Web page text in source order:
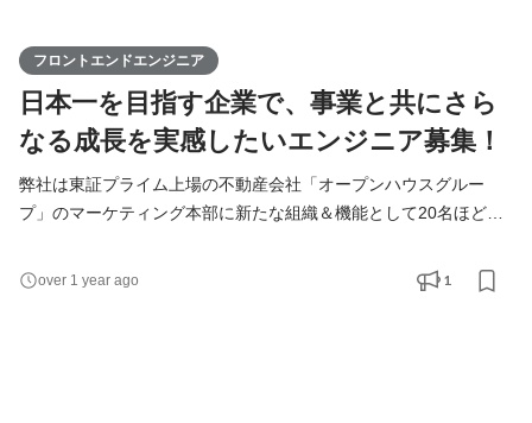
フロントエンドエンジニア
日本一を目指す企業で、事業と共にさら
なる成長を実感したいエンジニア募集！
弊社は東証プライム上場の不動産会社「オープンハウスグルー
プ」のマーケティング本部に新たな組織＆機能として20名ほどの
ティブ制作業務にあたっています。 今回の募集ではそのチームに
参画し、自社サービス（BtoC）の拡大に向けて、デザイナーとと
over 1 year ago 1